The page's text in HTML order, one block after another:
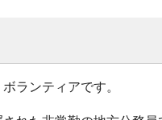
ランティアです。